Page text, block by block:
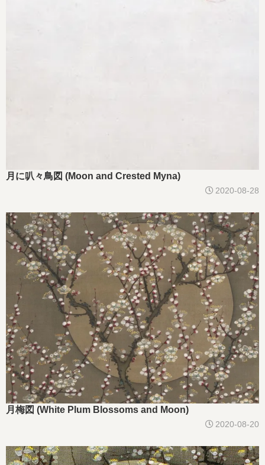
月に叭々鳥図 (Moon and Crested Myna)
2020-08-28
月梅図 (White Plum Blossoms and Moon)
2020-08-20